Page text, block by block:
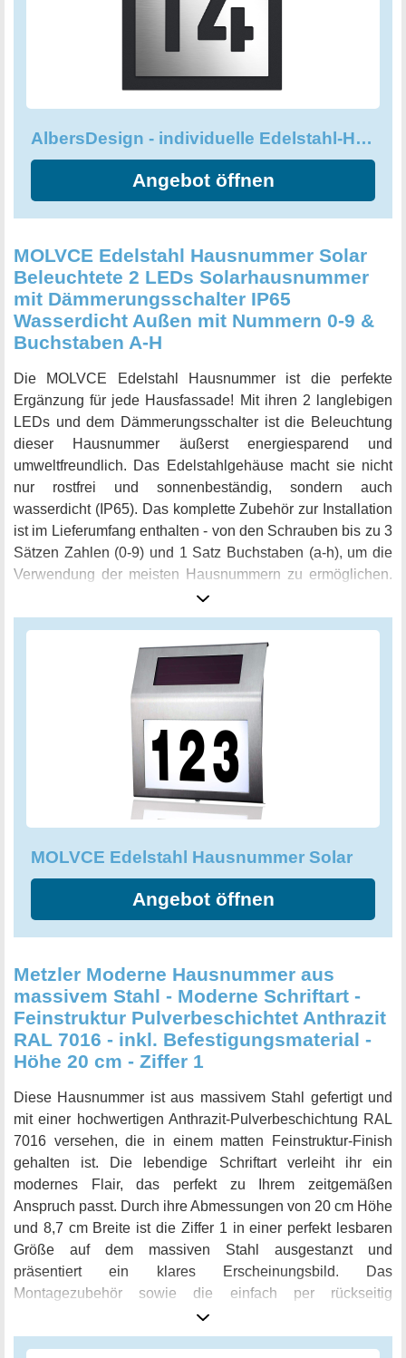
AlbersDesign - individuelle Edelstahl-Hausnummer, modernes Design
Angebot öffnen
MOLVCE Edelstahl Hausnummer Solar
Beleuchtete 2 LEDs Solarhausnummer
mit Dämmerungsschalter IP65
Wasserdicht Außen mit Nummern 0-9 &
Buchstaben A-H
Die MOLVCE Edelstahl Hausnummer ist die perfekte
Ergänzung für jede Hausfassade! Mit ihren 2 langlebigen
LEDs und dem Dämmerungsschalter ist die Beleuchtung
dieser Hausnummer äußerst energiesparend und
umweltfreundlich. Das Edelstahlgehäuse macht sie nicht
nur rostfrei und sonnenbeständig, sondern auch
wasserdicht (IP65). Das komplette Zubehör zur Installation
ist im Lieferumfang enthalten - von den Schrauben bis zu 3
Sätzen Zahlen (0-9) und 1 Satz Buchstaben (a-h), um die
Verwendung der meisten Hausnummern zu ermöglichen.
Bitte denken Sie daran, vor der Installation des Produkts,
den Dämmerungsschalter mit einem Schraubendreher
einzuschalten. Mit einer Größe von 20x18x3 cm und dem
eleganten Milchglas-Design wird diese Hausnummer
sicherlich die Aufmerksamkeit auf sich ziehen und Ihrem
Zuhause den perfekten Eintritt bieten.
MOLVCE Edelstahl Hausnummer Solar
Angebot öffnen
Metzler Moderne Hausnummer aus
massivem Stahl - Moderne Schriftart -
Feinstruktur Pulverbeschichtet Anthrazit
RAL 7016 - inkl. Befestigungsmaterial -
Höhe 20 cm - Ziffer 1
Diese Hausnummer ist aus massivem Stahl gefertigt und
mit einer hochwertigen Anthrazit-Pulverbeschichtung RAL
7016 versehen, die in einem matten Feinstruktur-Finish
gehalten ist. Die lebendige Schriftart verleiht ihr ein
modernes Flair, das perfekt zu Ihrem zeitgemäßen
Anspruch passt. Durch ihre Abmessungen von 20 cm Höhe
und 8,7 cm Breite ist die Ziffer 1 in einer perfekt lesbaren
Größe auf dem massiven Stahl ausgestanzt und
präsentiert ein klares Erscheinungsbild. Das
Montagezubehör sowie die einfach per rückseitig
angebrachtem Gewindebolzen und Steckdübeln zu
installieren sind, sind ebenfalls enthalten. Jede